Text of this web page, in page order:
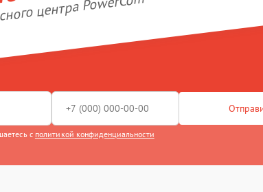
центра PowerCom
с политикой конфиденциальности